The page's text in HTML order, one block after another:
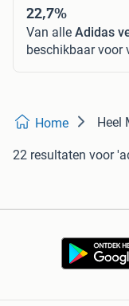
22,7%
Van alle Adidas
beschikbaar voor
Home Heel
22 resultaten voor